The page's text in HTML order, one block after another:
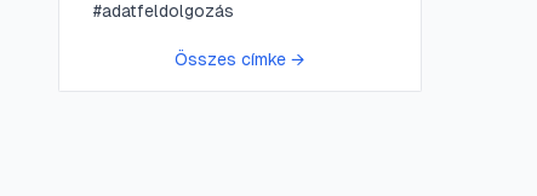
#adatfeldolgozás
Összes címke →